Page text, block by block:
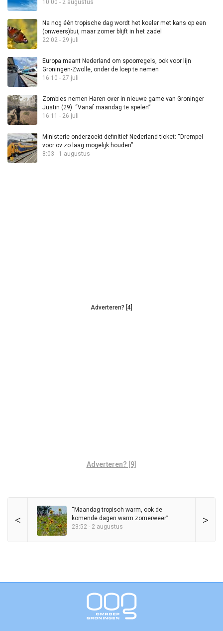
10:00 - 2 augustus
Na nog één tropische dag wordt het koeler met kans op een
(onweers)bui, maar zomer blijft in het zadel
22:02 - 29 juli
Europa maant Nederland om spoorregels, ook voor lijn
Groningen-Zwolle, onder de loep te nemen
16:10 - 27 juli
Zombies nemen Haren over in nieuwe game van Groninger
Justin (29): “Vanaf maandag te spelen”
16:11 - 26 juli
Ministerie onderzoekt definitief Nederland-ticket: “Drempel
voor ov zo laag mogelijk houden”
8:03 - 1 augustus
Adverteren? [4]
Adverteren? [9]
< >
“Maandag tropisch warm, ook de
komende dagen warm zomerweer”
23:52 - 2 augustus